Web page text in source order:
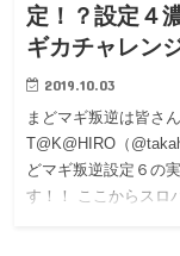
定！？設定４
ギカチャレン
2019.10.03
まどマギ叛逆は皆さ
T@K@HIRO（
どマギ叛逆設定６の
す！！ ここからスロ